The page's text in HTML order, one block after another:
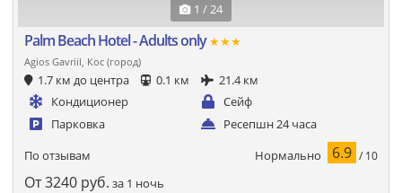
1 / 24
Palm Beach Hotel - Adults only★★★
Agios Gavriil, Кос (город)
1.7 км до центра 0.1 км
21.4 км
Кондиционер
Сейф
Парковка
Ресепшн 24 часа
По отзывам Нормально 6.9 / 10
От3240 руб. за 1 ночь